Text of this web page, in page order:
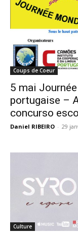
Coups de Coeur
5 mai
portugaise –
concurso
Daniel RIBEIRO - 29
Culture